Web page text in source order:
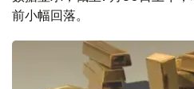
前小幅回落。